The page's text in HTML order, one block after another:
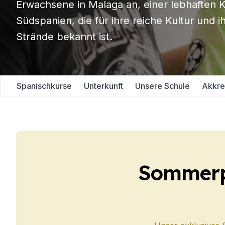
Abendlicher
Langzeitkurse
50+ Programm
Prüfungsvorbereitung
Prüfungsvorbereitung
Privatunterricht
Málaga
Langzeitkurse
Prüfungsvorbereitung
Privatunterricht
Erwachsene in Malaga an, einer lebhaften
Südspanien, die für ihre reiche Kultur und
Strände bekannt ist.
Spanischkurse Unterkunft Unsere Schule